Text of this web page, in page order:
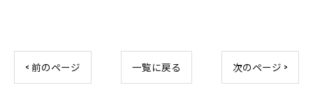
< 前のページ 一覧に戻る 次のページ >